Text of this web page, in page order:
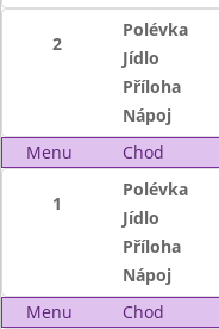
2
Polévka
Jídlo
Příloha
Nápoj
Menu
Chod
1
Polévka
Jídlo
Příloha
Nápoj
Menu
Chod